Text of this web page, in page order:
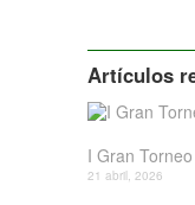
Artículos
I Gran
21 abril, 2026